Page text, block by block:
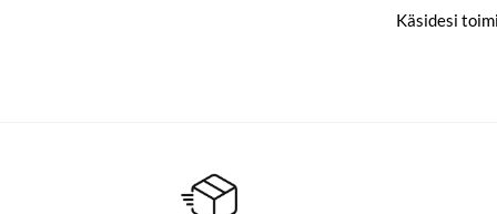
Käsidesi